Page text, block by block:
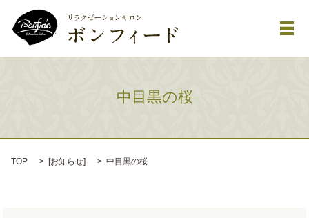
メ
中目黒の桜
TOP [お知らせ] 中目黒の桜